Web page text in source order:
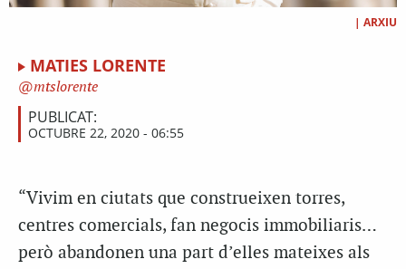
| ARXIU
MATIES LORENTE
mtslorente
PUBLICAT:
OCTUBRE 22, 2020 - 06:55
“Vivim en ciutats que construeixen torres,
centres comercials, fan negocis immobiliaris…
però abandonen una part d’elles mateixes als